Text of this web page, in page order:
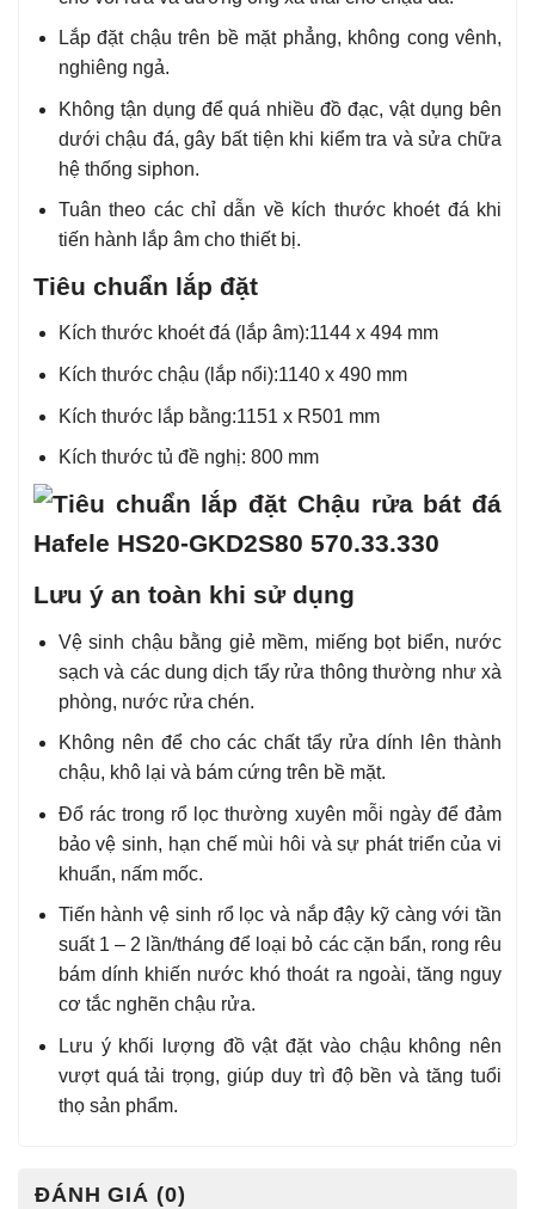
Lắp đặt chậu trên bề mặt phẳng, không cong vênh,
nghiêng ngả.
Không tận dụng để quá nhiều đồ đạc, vật dụng bên
dưới chậu đá, gây bất tiện khi kiểm tra và sửa chữa
hệ thống siphon.
Tuân theo các chỉ dẫn về kích thước khoét đá khi
tiến hành lắp âm cho thiết bị.
Tiêu chuẩn lắp đặt
Kích thước khoét đá (lắp âm):1144 x 494 mm
Kích thước chậu (lắp nổi):1140 x 490mm
Kích thước lắp bằng:1151 x R501 mm
Kích thước tủ đề nghị: 800 mm
Lưu ý an toàn khi sử dụng
Vệ sinh chậu bằng giẻ mềm, miếng bọt biển, nước
sạch và các dung dịch tẩy rửa thông thường như xà
phòng, nước rửa chén.
Không nên để cho các chất tẩy rửa dính lên thành
chậu, khô lại và bám cứng trên bề mặt.
Đổ rác trong rổ lọc thường xuyên mỗi ngày để đảm
bảo vệ sinh, hạn chế mùi hôi và sự phát triển của vi
khuẩn, nấm mốc.
Tiến hành vệ sinh rổ lọc và nắp đậy kỹ càng với tần
suất 1 – 2 lần/tháng để loại bỏ các cặn bẩn, rong rêu
bám dính khiến nước khó thoát ra ngoài, tăng nguy
cơ tắc nghẽn chậu rửa.
Lưu ý khối lượng đồ vật đặt vào chậu không nên
vượt quá tải trọng, giúp duy trì độ bền và tăng tuổi
thọ sản phẩm.
ĐÁNH GIÁ (0)